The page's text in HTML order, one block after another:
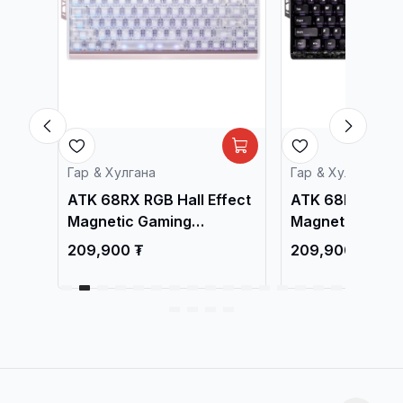
Гар & Хулгана
ATK 68RX RGB Hall Effect
Magnetic Gaming
Keyboard White
209,900 ₮
Гар & Хулгана
ATK 68RX
Magnetic
Keyboard Black
209,900 ₮